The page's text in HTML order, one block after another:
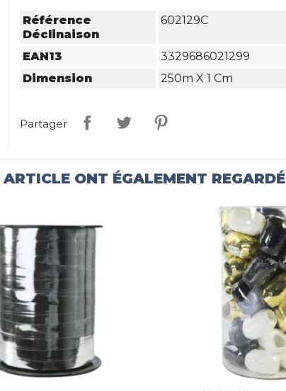
Référence
Déclinaison
602129C
EAN13
3329686021299
Dimension
250m X 1 Cm
Partager
ONT ÉGALEMENT REGARDÉ